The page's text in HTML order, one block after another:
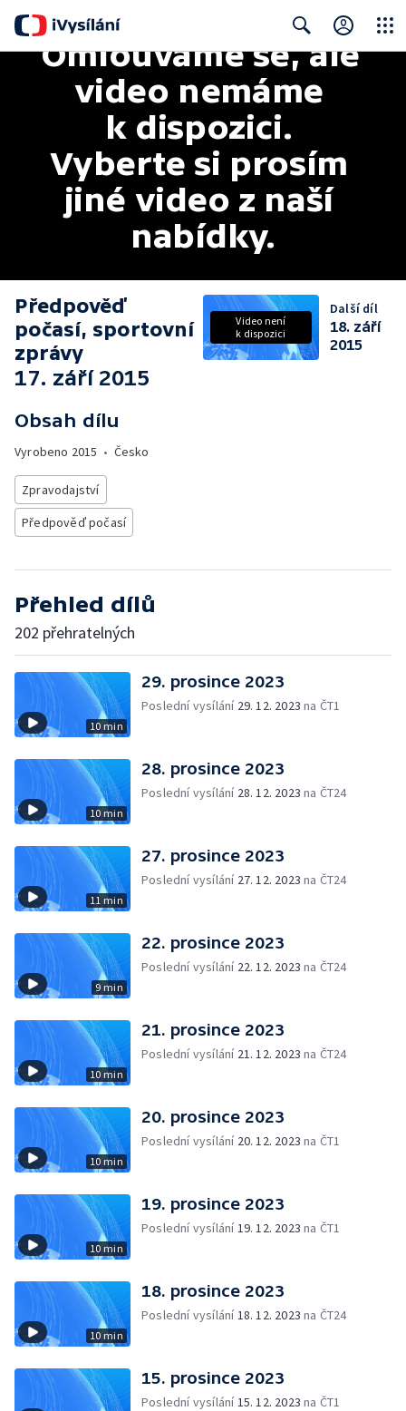
Search
Omlouváme se, ale
video nemáme
k dispozici.
Vyberte si prosím
jiné video z naší
nabídky.
Předpověď
počasí, sportovní
zprávy
17. září 2015
Obsah dílu
Vyrobeno 2015 • Česko
Zpravodajství
Předpověď počasí
Video není
k dispozici
Další díl
18. září
2015
Přehled dílů
202 přehratelných
10 min
29. prosince 2023
Poslední vysílání 29. 12. 2023 na ČT1
10 min
28. prosince 2023
Poslední vysílání 28. 12. 2023 na ČT24
11 min
27. prosince 2023
Poslední vysílání 27. 12. 2023 na ČT24
9 min
22. prosince 2023
Poslední vysílání 22. 12. 2023 na ČT24
10 min
21. prosince 2023
Poslední vysílání 21. 12. 2023 na ČT24
10 min
20. prosince 2023
Poslední vysílání 20. 12. 2023 na ČT1
10 min
19. prosince 2023
Poslední vysílání19. 12. 2023 na ČT1
10 min
18. prosince 2023
Poslední vysílání18. 12. 2023 na ČT24
15. prosince 2023
Poslední vysílání15. 12. 2023 na ČT1